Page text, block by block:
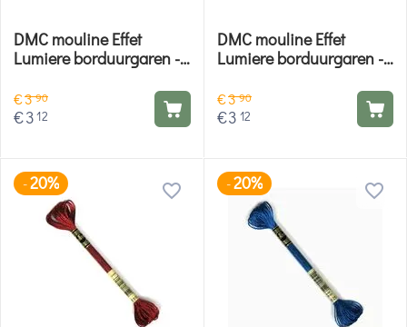
DMC mouline Effet
Lumiere borduurgaren -
€390
€312
DMC mouline Effet
Lumiere borduurgaren -
€390
€3 12
-20% -20%